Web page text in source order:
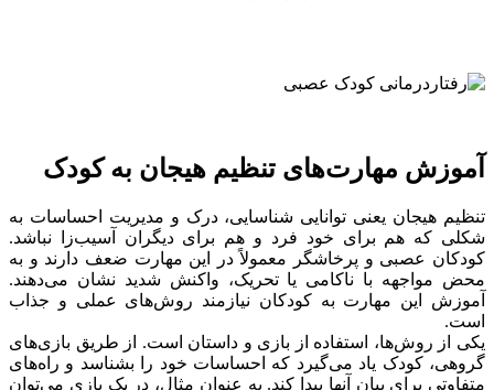
آموزش مهارت‌های تنظیم هیجان به کودک
تنظیم هیجان یعنی توانایی شناسایی، درک و مدیریت احساسات به
شکلی که هم برای خود فرد و هم برای دیگران آسیب‌زا نباشد.
کودکان عصبی و پرخاشگر معمولاً در این مهارت ضعف دارند و به
محض مواجهه با ناکامی یا تحریک، واکنش شدید نشان می‌دهند.
آموزش این مهارت به کودکان نیازمند روش‌های عملی و جذاب
است.
یکی از روش‌ها، استفاده از بازی و داستان است. از طریق بازی‌های
گروهی، کودک یاد می‌گیرد که احساسات خود را بشناسد و راه‌های
متفاوتی برای بیان آنها پیدا کند. به عنوان مثال، در یک بازی می‌توان